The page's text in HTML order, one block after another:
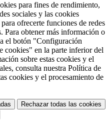
para fines de rendimiento,
sociales y las cookies
ofrecerte funciones de redes
Para obtener más información o
el botón "Configuración
cookies" en la parte inferior del
sobre estas cookies y el
consulta nuestra Política de
cookies y el procesamiento de
Rechazar todas las cookies